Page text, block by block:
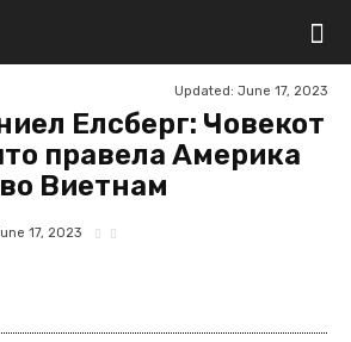
Updated: June 17, 2023
Елсберг: Човекот
правела Америка
Виетнам
17, 2023